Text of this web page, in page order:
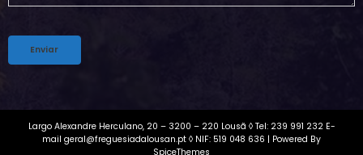
Largo Alexandre Herculano, 20 – 3200 – 220 Lousã ◊ Tel: 239 991 232 E-
mail geral@freguesiadalousan.pt ◊ NIF: 519 048 636 | Powered By
SpiceThemes